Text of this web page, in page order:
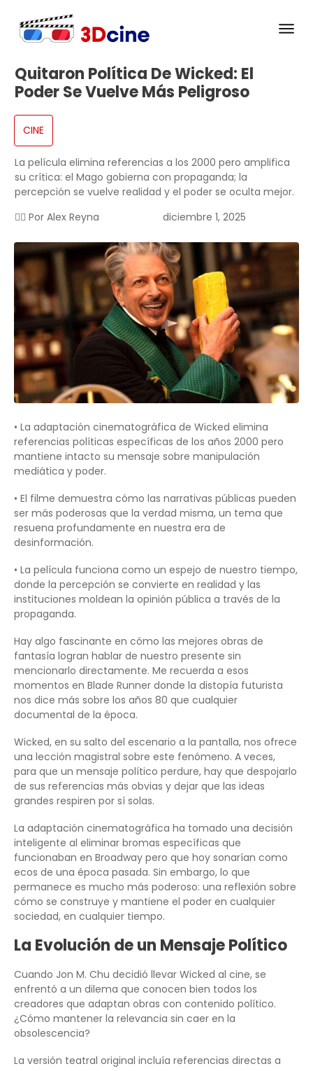
Quitaron Política De Wicked: El
Poder Se Vuelve Más Peligroso
CINE
La película elimina referencias a los 2000 pero amplifica
su crítica: el Mago gobierna con propaganda; la
percepción se vuelve realidad y el poder se oculta mejor.
✍🏻 Por Alex Reyna diciembre 1, 2025
• La adaptación cinematográfica de Wicked elimina
referencias políticas específicas de los años 2000 pero
mantiene intacto su mensaje sobre manipulación
mediática y poder.
• El filme demuestra cómo las narrativas públicas pueden
ser más poderosas que la verdad misma, un tema que
resuena profundamente en nuestra era de
desinformación.
• La película funciona como un espejo de nuestro tiempo,
donde la percepción se convierte en realidad y las
instituciones moldean la opinión pública a través de la
propaganda.
Hay algo fascinante en cómo las mejores obras de
fantasía logran hablar de nuestro presente sin
mencionarlo directamente. Me recuerda a esos
momentos en Blade Runner donde la distopía futurista
nos dice más sobre los años 80 que cualquier
documental de la época.
Wicked, en su salto del escenario a la pantalla, nos ofrece
una lección magistral sobre este fenómeno. A veces,
para que un mensaje político perdure, hay que despojarlo
de sus referencias más obvias y dejar que las ideas
grandes respiren por sí solas.
La adaptación cinematográfica ha tomado una decisión
inteligente al eliminar bromas específicas que
funcionaban en Broadway pero que hoy sonarían como
ecos de una época pasada. Sin embargo, lo que
permanece es mucho más poderoso: una reflexión sobre
cómo se construye y mantiene el poder en cualquier
sociedad, en cualquier tiempo.
La Evolución de un Mensaje Político
Cuando Jon M. Chu decidió llevar Wicked al cine, se
enfrentó a un dilema que conocen bien todos los
creadores que adaptan obras con contenido político.
¿Cómo mantener la relevancia sin caer en la
obsolescencia?
La versión teatral original incluía referencias directas a